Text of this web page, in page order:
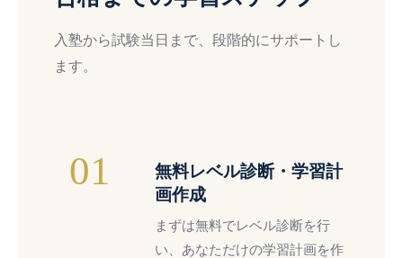
入塾から試験当日まで、段階的にサポートし
ます。
01
無料レベル診断・学習計
画作成
まずは無料でレベル診断を行
い、あなただけの学習計画を作